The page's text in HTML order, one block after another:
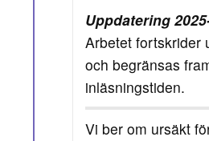
Uppdatering
Arbetet fortskrider
och begränsas
inläsningstiden.
Vi ber om ursäkt